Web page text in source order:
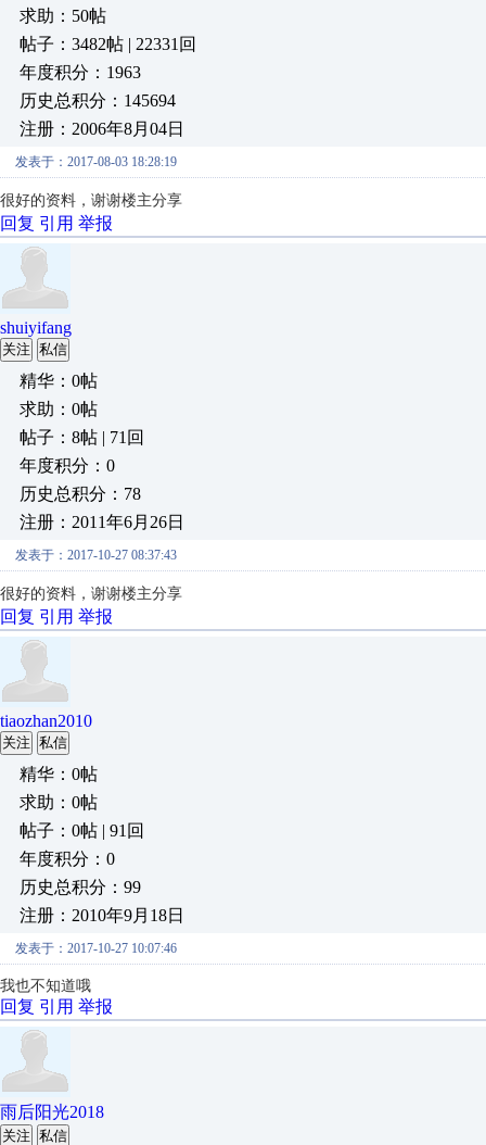
求助：50帖
帖子：3482帖 | 22331回
年度积分：1963
历史总积分：145694
注册：2006年8月04日
发表于：2017-08-03 18:28:19
很好的资料，谢谢楼主分享
回复 引用 举报
shuiyifang
关注 私信
精华：0帖
求助：0帖
帖子：8帖 | 71回
年度积分：0
历史总积分：78
注册：2011年6月26日
发表于：2017-10-27 08:37:43
很好的资料，谢谢楼主分享
回复 引用 举报
tiaozhan2010
关注 私信
精华：0帖
求助：0帖
帖子：0帖 | 91回
年度积分：0
历史总积分：99
注册：2010年9月18日
发表于：2017-10-27 10:07:46
我也不知道哦
回复 引用 举报
雨后阳光2018
关注 私信